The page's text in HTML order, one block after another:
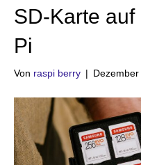
SD-Karte
Pi
Von raspi berry |